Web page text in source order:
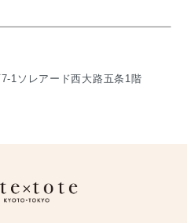
1ソレアード西大路五条1階